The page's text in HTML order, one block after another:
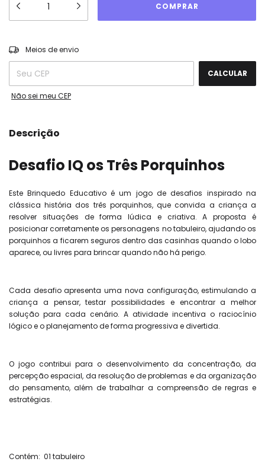
Entregas para o CEP:
Meios de envio
CALCULAR
Não sei meu CEP
Descrição
Desafio IQ os Três Porquinhos
Este Brinquedo Educativo é um jogo de desafios inspirado na
clássica história dos três porquinhos, que convida a criança a
resolver situações de forma lúdica e criativa. A proposta é
posicionar corretamente os personagens no tabuleiro, ajudando os
porquinhos a ficarem seguros dentro das casinhas quando o lobo
aparece, ou livres para brincar quando não há perigo.
Cada desafio apresenta uma nova configuração, estimulando a
criança a pensar, testar possibilidades e encontrar a melhor
solução para cada cenário. A atividade incentiva o raciocínio
lógico e o planejamento de forma progressiva e divertida.
O jogo contribui para o desenvolvimento da concentração, da
percepção espacial, da resolução de problemas e da organização
do pensamento, além de trabalhar a compreensão de regras e
estratégias.
Contém: 01 tabuleiro